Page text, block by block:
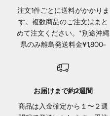
注文1件ごとに送料がかかりま
す。複数商品のご注文はまと
めて注文ください。*別途沖縄
県のみ離島発送料金¥1,800-
お届けまで約2週間
商品は入金確定から１〜２週